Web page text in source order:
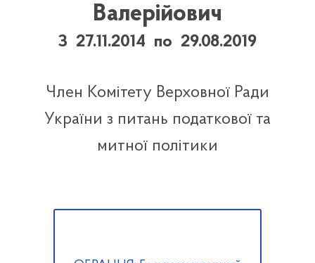
Валерійович
З 27.11.2014 по 29.08.2019
Член Комітету Верховної Ради
України з питань податкової та
митної політики